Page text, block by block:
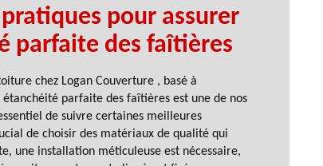
pour assurer
parfaite des faîtières
chez Logan Couverture , basé à
parfaite des faîtières est une de nos
de suivre certaines meilleures
de choisir des matériaux de qualité qui
une installation méticuleuse est nécessaire,